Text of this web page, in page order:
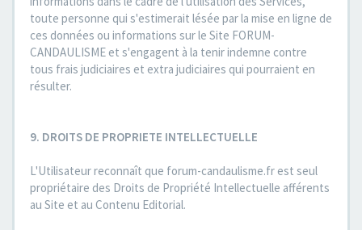
toute personne qui s'estimerait lésée par la mise en ligne de
ces données ou informations sur le Site FORUM-
CANDAULISME et s'engagent à la tenir indemne contre
tous frais judiciaires et extra judiciaires qui pourraient en
résulter.
9. DROITS DE PROPRIETE INTELLECTUELLE
L'Utilisateur reconnaît que forum-candaulisme.fr est seul
propriétaire des Droits de Propriété Intellectuelle afférents
au Site et au Contenu Editorial.